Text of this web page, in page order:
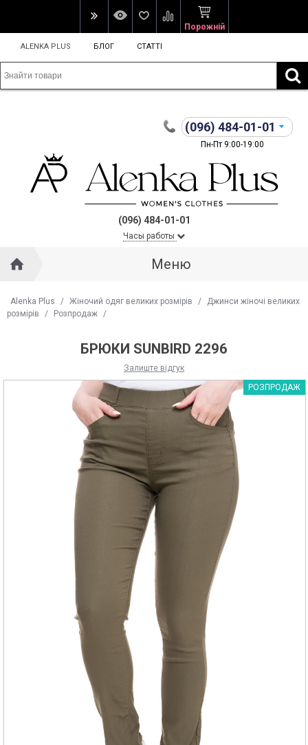
Порожній
ALENKA PLUS БЛОГ СТАТТІ
(096) 484-01-01
Пн-Пт 9:00-19:00
(096) 484-01-01
Часы работы
Меню
Alenka Plus / Жіночий одяг великих розмірів /
Джинси жіночі великих
розмірів
/ Розпродаж /
БРЮКИ SUNBIRD 2296
Залиште відгук
РОЗПРОДАЖ